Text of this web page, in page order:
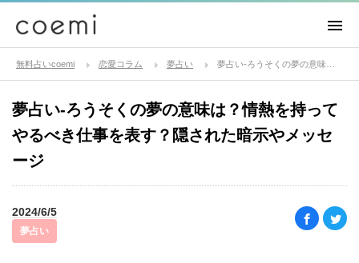
無料占いcoemi 恋愛コラム 夢占い
夢占い-ろうそくの夢の意味は？情熱を持って
やるべき仕事を表す？隠された暗示やメッセ
ージ
2024/6/5
夢占い